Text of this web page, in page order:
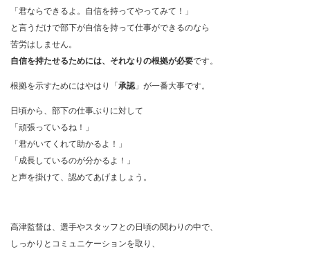
「君ならできるよ。自信を持ってやってみて！」
と言うだけで部下が自信を持って仕事ができるのなら
苦労はしません。
自信を持たせるためには、 それなりの根拠が必要です。
根拠を示すためにはやはり「承認 」が一番大事です。
日頃から、部下の仕事ぶりに対して
「頑張っているね！」
「君がいてくれて助かるよ！」
「成長しているのが分かるよ！」
と声を掛けて、認めてあげましょう。
高津監督は、選手やスタッフとの日頃の関わりの中で、
しっかりとコミュニケーションを取り、